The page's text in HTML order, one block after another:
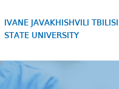
IVANE JAVAKHISHVILI TBILISI
STATE UNIVERSITY